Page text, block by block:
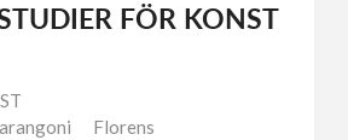
FÖR KONST
Florens